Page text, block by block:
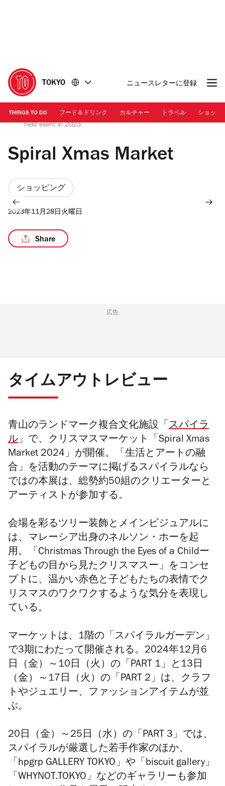
に
移
動
移
動
TOKYO ニュースレターに登録
THINGS TO DO フード＆ドリンク カルチャー トラベル ショッピ
Photo: Wacoal Art Center Co., Ltd. | Photo from a previously
held event in 2023
Spiral Xmas Market
ショッピング
2023年11月28日火曜日
Share
広告
タイムアウトレビュー
青山のランドマーク複合文化施設「 スパイラ
ル」で、 クリスマスマーケット「Spiral Xmas
Market 2024」が開催。
「生活とアートの融
合」を活動のテーマに掲げるスパイラルなら
ではの本展は、 総勢約50組のクリエーターと
アーティストが参加する 。
会場を彩るツリー装飾とメインビジュアルに
は、マレーシア出身のネルソン・ホーを起
用。「Christmas Through the Eyes of a Childー
子どもの目から見たクリスマスー」をコンセ
プトに、温かい赤色と子どもたちの表情でク
リスマスのワクワクするような気分を表現し
ている。
マーケットは、1階の「スパイラルガーデン」
で3期にわたって開催される。2024年12月6
日（金）～10日（火）の「PART 1」と13 日
（金）
～17 日（火）の「 PART 2」 は、クラフ
トやジュエリー、ファッションアイテムが並
ぶ。
20日（金）～25日（水）の「 PART 3」では、
スパイラルが厳選した若手作家のほか、
「hpgrp GALLERY TOKYO」や「biscuit gallery」
「WHYNOT.TOKYO」などのギャラリーも参加